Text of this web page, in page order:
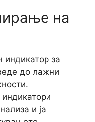
на
за
до лажни
и ја